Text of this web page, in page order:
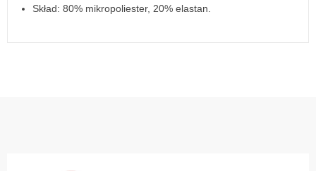
Skład: 80% mikropoliester, 20% elastan.